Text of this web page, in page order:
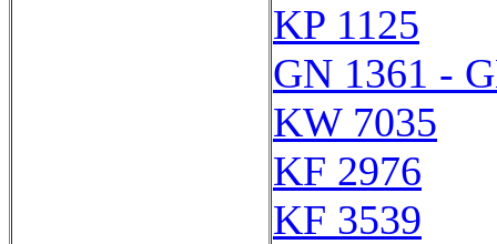
KP 1125
GN 1361 -
KW 7035
KF 2976
KF 3539